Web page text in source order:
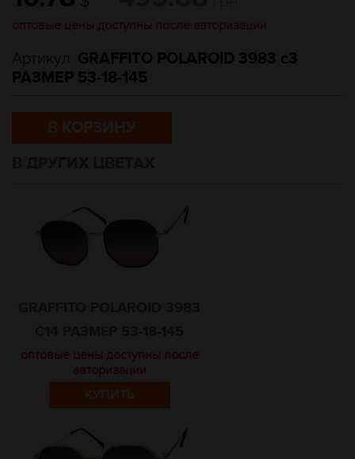
оптовые цены доступны после авторизации
Артикул: GRAFFITO POLAROID 3983 c3
РАЗМЕР 53-18-145
В КОРЗИНУ
оптовые цены доступны после
авторизации
КУПИТЬ